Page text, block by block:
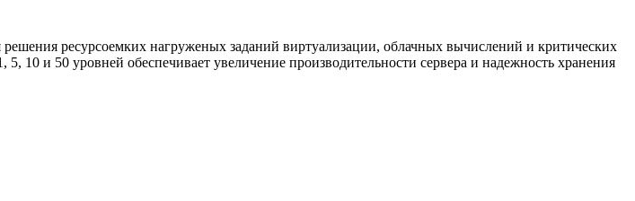
ресурсоемких нагруженых заданий виртуализации, облачных вычислений и критических
и 50 уровней обеспечивает увеличение производительности сервера и надежность хранения